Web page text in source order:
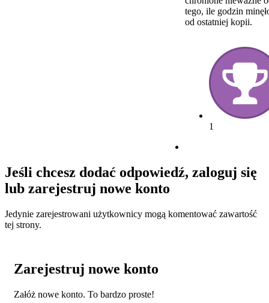
tego, ile godzin
od ostatniej kopii.
1
Jeśli chcesz dodać odpowiedź, zaloguj się
lub zarejestruj nowe konto
Jedynie zarejestrowani użytkownicy mogą komentować zawartość
tej strony.
Zarejestruj nowe konto
Załóż nowe konto. To bardzo proste!